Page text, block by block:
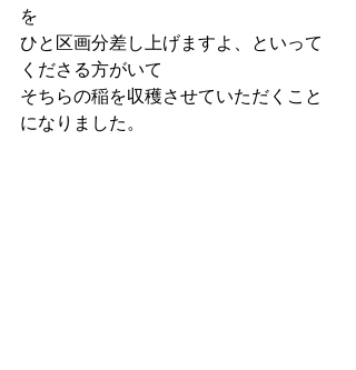
を
ひと区画分差し上げますよ、といって
くださる方がいて
そちらの稲を収穫させていただくこと
になりました。